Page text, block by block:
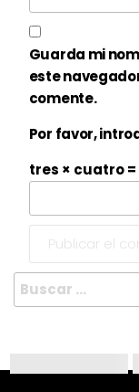
Guarda mi
este
comente.
Por favor,
tres × cuatro =